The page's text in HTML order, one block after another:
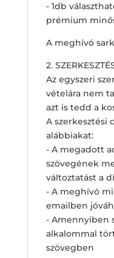
- 1db
prémium
A meghívó
2.
Az egyszeri
vételára nem
azt is tedd a
A szerkesztési
alábbiakat:
- A megadott
szövegének
változtatást a
- A meghívó
emailben
- Amennyiben
alkalommal
szövegben